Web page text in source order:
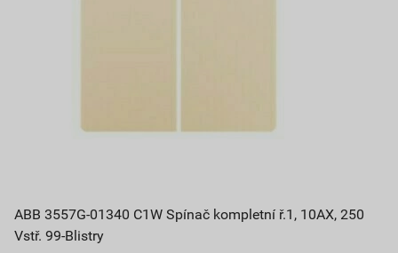
ABB 3557G-01340 C1W Spínač kompletní ř.1, 10AX, 250
Vstř. 99-Blistry